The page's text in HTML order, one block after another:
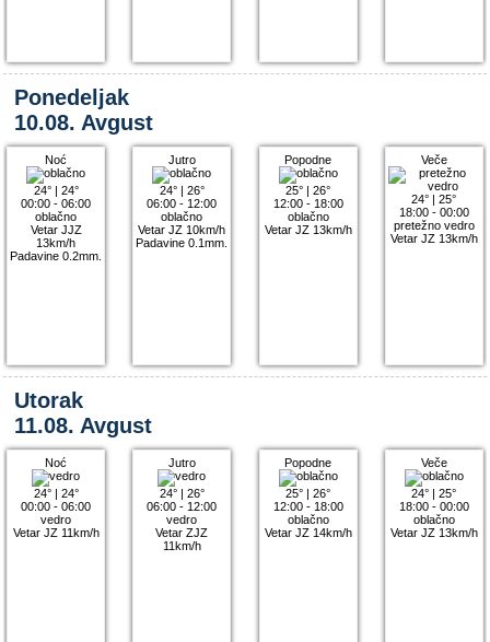
Ponedeljak
10.08. Avgust
Noć
24°| 24°
00:00 - 06:00
oblačno
Vetar JJZ
13km/h
Padavine 0.2mm.
Jutro
24°| 26°
06:00 - 12:00
oblačno
Vetar JZ 10km/h
Padavine 0.1mm.
Popodne
25° |26°
12:00 - 18:00
oblačno
Vetar JZ 13km/h
Veče
24° |25°
18:00 - 00:00
pretežno vedro
Vetar JZ 13km/h
Utorak
11.08. Avgust
Noć
24°| 24°
00:00 - 06:00
vedro
Vetar JZ 11km/h
Jutro
24°| 26°
06:00 - 12:00
vedro
Vetar ZJZ
11km/h
Popodne
25° |26°
12:00 - 18:00
oblačno
Vetar JZ 14km/h
Veče
24° |25°
18:00 - 00:00
oblačno
Vetar JZ 13km/h